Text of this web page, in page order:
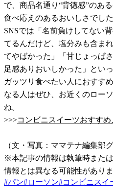
で、商品名通り“背徳感”のあ
食べ応えのあるおいしさでした
SNSでは「名前負けしてない
てるんだけど、塩分みも含ま
てやばかった」「甘じょっぱ
足感ありおいしかった」とい
ガッツリ食べたい人におすす
なる人はぜひ、お近くのロー
ね。
>>>コンビニスイーツおすす
（文・写真：ママテナ編集部
※本記事の情報は執筆時また
情報とは異なる可能性がありま
#パン#ローソン#コンビニスイ